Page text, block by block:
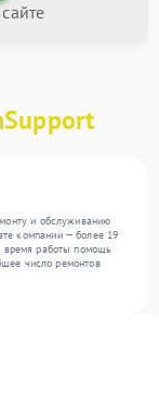
и обслуживанию
компании — более 19
время работы помощь
число ремонтов
свыше 300 единиц
и предлагаем